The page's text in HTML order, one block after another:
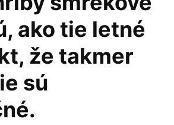
ako tie letné
že takmer
sú